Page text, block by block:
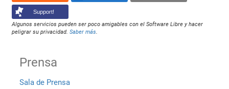
Support!
Algunos servicios pueden ser poco amigables con el Software Libre y hacer
peligrar su privacidad.Saber más.
Prensa
Sala de Prensa